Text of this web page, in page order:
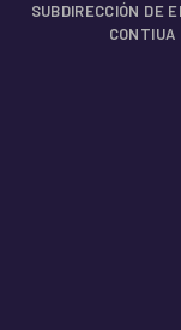
SUBDIRECCIÓN DE
CONTIUA